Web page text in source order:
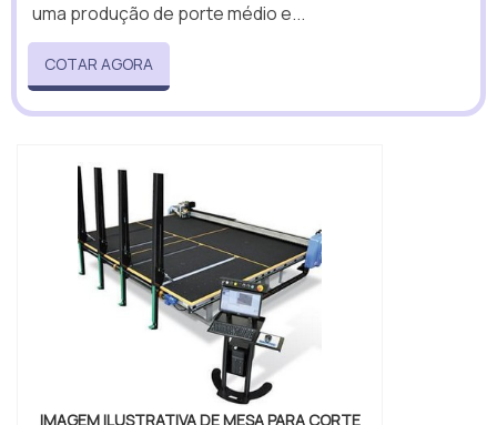
uma produção de porte médio e...
COTAR AGORA
IMAGEM ILUSTRATIVA DE MESA PARA CORTE